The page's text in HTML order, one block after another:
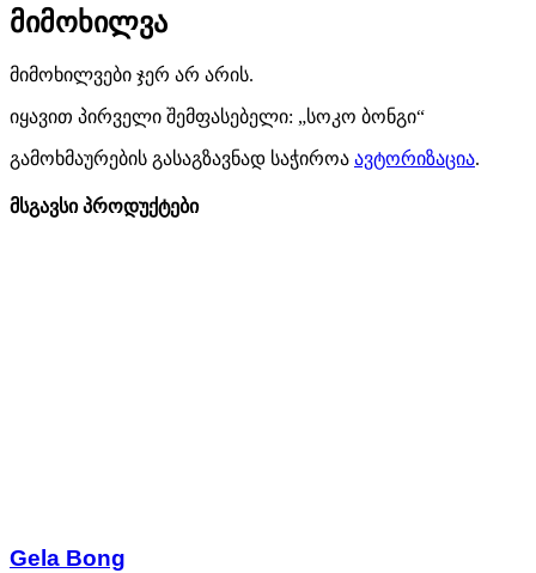
მიმოხილვა
მიმოხილვები ჯერ არ არის.
იყავით პირველი შემფასებელი: „სოკო ბონგი“
გამოხმაურების გასაგზავნად საჭიროა ავტორიზაცია.
მსგავსი პროდუქტები
Gela Bong